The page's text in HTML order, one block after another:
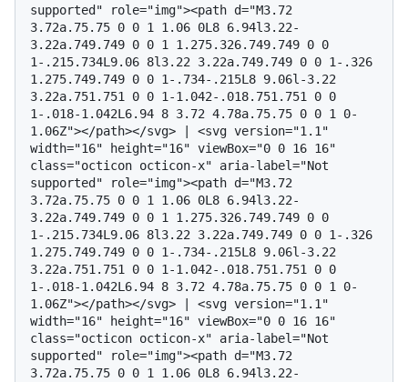
supported" role="img"><path d="M3.72
3.72a.75.75 0 0 1 1.06 0L8 6.94l3.22-
3.22a.749.749 0 0 1 1.275.326.749.749 0 0
1-.215.734L9.06 8l3.22 3.22a.749.749 0 0 1-.326
1.275.749.749 0 0 1-.734-.215L8 9.06l-3.22
3.22a.751.751 0 0 1-1.042-.018.751.751 0 0
1-.018-1.042L6.94 8 3.72 4.78a.75.75 0 0 1 0-
1.06Z"></path></svg> | <svg version="1.1"
width="16" height="16" viewBox="0 0 16 16"
class="octicon octicon-x" aria-label="Not
supported" role="img"><path d="M3.72
3.72a.75.75 0 0 1 1.06 0L8 6.94l3.22-
3.22a.749.749 0 0 1 1.275.326.749.749 0 0
1-.215.734L9.06 8l3.22 3.22a.749.749 0 0 1-.326
1.275.749.749 0 0 1-.734-.215L8 9.06l-3.22
3.22a.751.751 0 0 1-1.042-.018.751.751 0 0
1-.018-1.042L6.94 8 3.72 4.78a.75.75 0 0 1 0-
1.06Z"></path></svg> | <svg version="1.1"
width="16" height="16" viewBox="0 0 16 16"
class="octicon octicon-x" aria-label="Not
supported" role="img"><path d="M3.72
3.72a.75.75 0 0 1 1.06 0L8 6.94l3.22-